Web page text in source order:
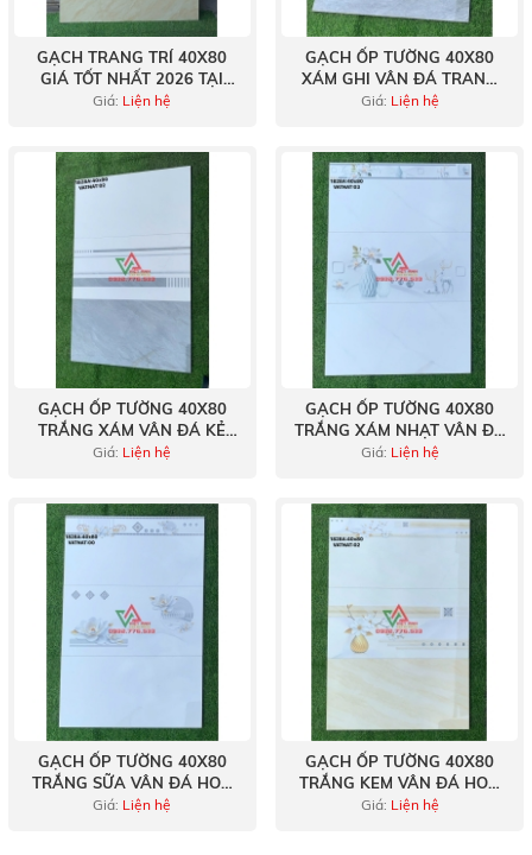
GẠCH TRANG TRÍ 40X80
GIÁ TỐT NHẤT 2026 TẠI
BÌNH TÂN
Giá: Liện hệ
GẠCH ỐP TƯỜNG 40X80
XÁM GHI VÂN ĐÁ TRANG
TRÍ
Giá: Liện hệ
GẠCH ỐP TƯỜNG 40X80
TRẮNG XÁM VÂN ĐÁ KẺ
SỌC HIỆN ĐẠI
Giá: Liện hệ
GẠCH ỐP TƯỜNG 40X80
TRẮNG XÁM NHẠT VÂN ĐÁ
TỐI GIẢN
Giá: Liện hệ
GẠCH ỐP TƯỜNG 40X80
TRẮNG SỮA VÂN ĐÁ HOA
SEN NGHỆ THUẬT
Giá: Liện hệ
GẠCH ỐP TƯỜNG 40X80
TRẮNG KEM VÂN ĐÁ HOA
THANH NHẸ
Giá: Liện hệ